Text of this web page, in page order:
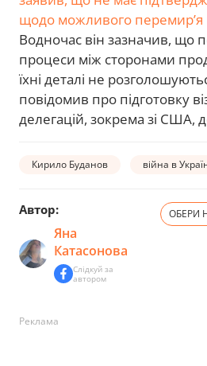
щодо можливого перемир’я
Водночас він зазначив, що
процеси між сторонами
їхні деталі не
повідомив про підготовку
делегацій, зокрема зі США,
Кирило Буданов війна в
Автор:
Яна
Катасонова
Слідкуй за
автором
ОБЕРИ
Реклама